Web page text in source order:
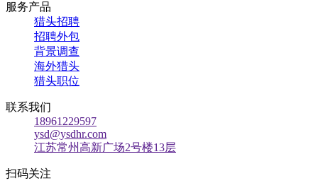
服务产品
猎头招聘
招聘外包
背景调查
海外猎头
猎头职位
联系我们
18961229597
ysd@ysdhr.com
江苏常州高新广场2号楼13层
扫码关注